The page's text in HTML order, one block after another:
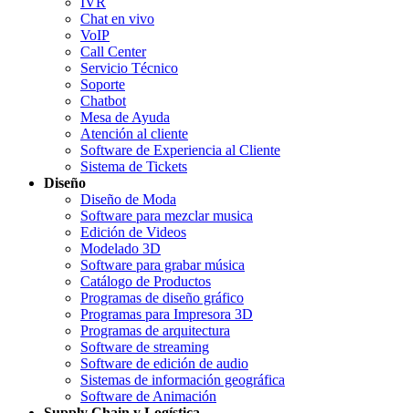
Chat en vivo
VoIP
Call Center
Servicio Técnico
Soporte
Chatbot
Mesa de Ayuda
Atención al cliente
Software de Experiencia al Cliente
Sistema de Tickets
Diseño
Diseño de Moda
Software para mezclar musica
Edición de Videos
Modelado 3D
Software para grabar música
Catálogo de Productos
Programas de diseño gráfico
Programas para Impresora 3D
Programas de arquitectura
Software de streaming
Software de edición de audio
Sistemas de información geográfica
Software de Animación